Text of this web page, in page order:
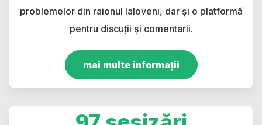
problemelor din raionul Ialoveni, dar și o platformă
pentru discuții și comentarii.
mai multe informații